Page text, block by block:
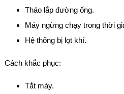
Tháo lắp đường ống.
Máy ngừng chạy trong thời
Hệ thống bị lọt khí.
Cách khắc phục:
Tắt máy.